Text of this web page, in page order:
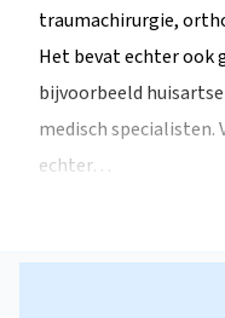
traumachirurgie,
Het bevat echter ook
bijvoorbeeld
medisch
echter…